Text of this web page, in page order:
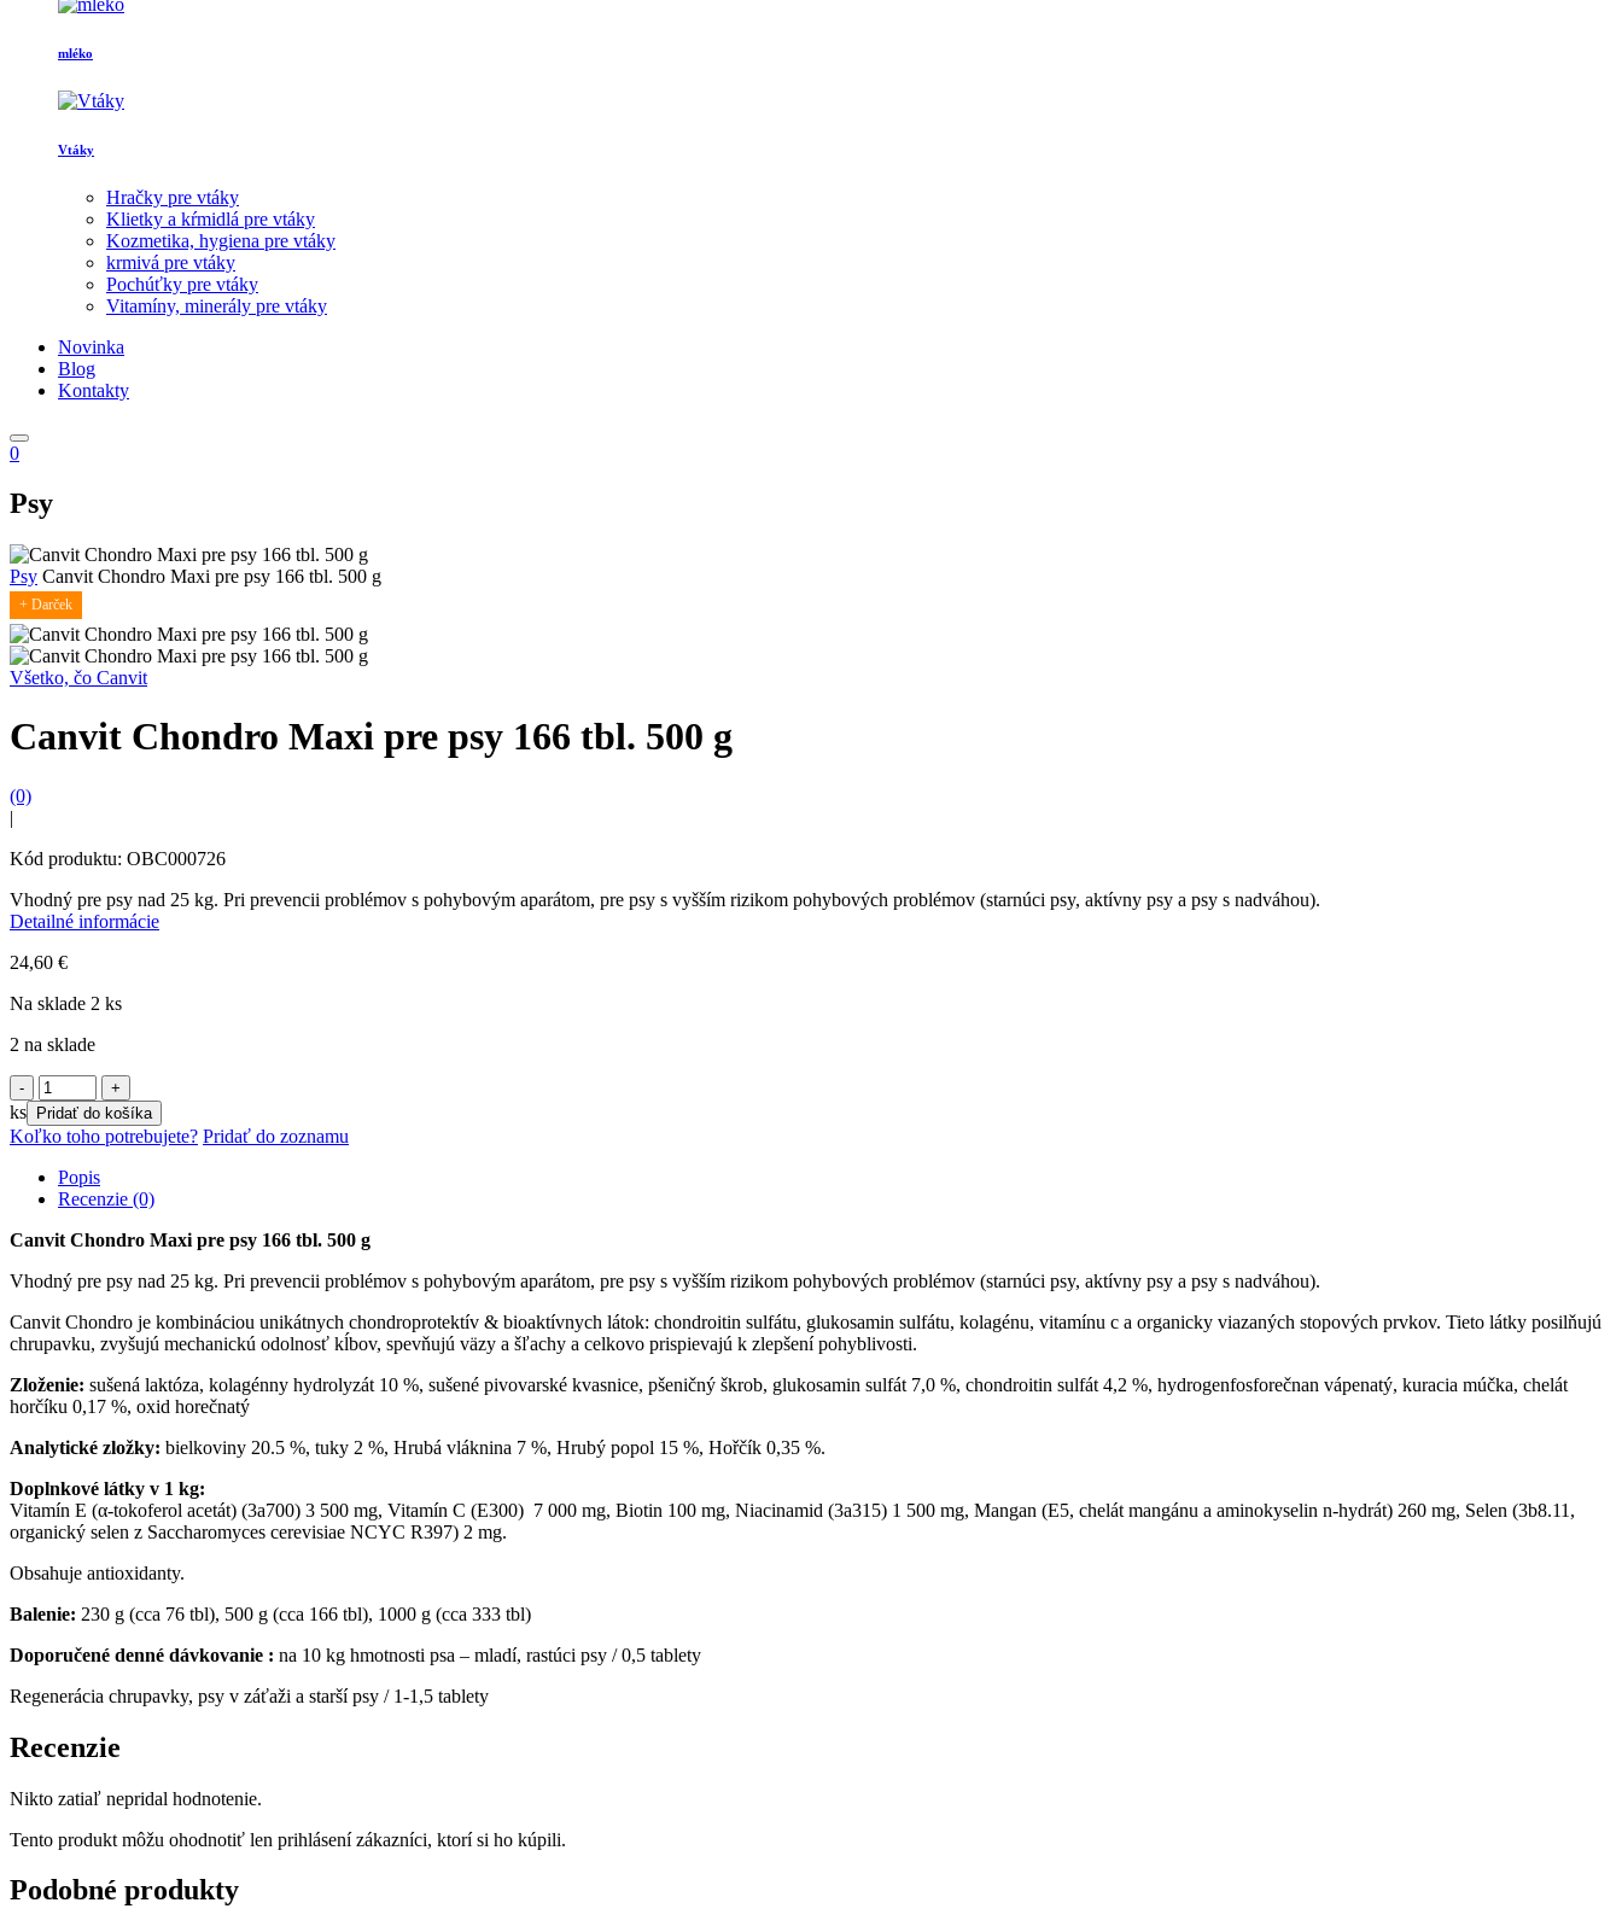
mléko
Vtáky
Hračky pre vtáky
Klietky a kŕmidlá pre vtáky
Kozmetika, hygiena pre vtáky
krmivá pre vtáky
Pochúťky pre vtáky
Vitamíny, minerály pre vtáky
Novinka
Blog
Kontakty
0
Psy
Psy Canvit Chondro Maxi pre psy 166 tbl. 500 g
+ Darček
Všetko, čo Canvit
Canvit Chondro Maxi pre psy 166 tbl. 500 g
(0)
|
Kód produktu: OBC000726
Vhodný pre psy nad 25 kg. Pri prevencii problémov s pohybovým aparátom, pre psy s vyšším rizikom pohybových problémov (starnúci psy, aktívny psy a psy s nadváhou).
Detailné informácie
24,60 €
Na sklade 2 ks
2 na sklade
množstvo
Canvit
Chondro
Maxi
tbl.
g
ks Pridať do košíka
Koľko toho potrebujete? Pridať do zoznamu
Popis
Recenzie (0)
Canvit Chondro Maxi pre psy 166 tbl. 500 g
Vhodný pre psy nad 25 kg. Pri prevencii problémov s pohybovým aparátom, pre psy s vyšším rizikom pohybových problémov (starnúci psy, aktívny psy a psy s nadváhou).
Canvit Chondro je kombináciou unikátnych chondroprotektív & bioaktívnych látok: chondroitin sulfátu, glukosamin sulfátu, kolagénu, vitamínu c a organicky viazaných stopových prvkov. Tieto látky posilňujú
chrupavku, zvyšujú mechanickú odolnosť kĺbov, spevňujú väzy a šľachy a celkovo prispievajú k zlepšení pohyblivosti.
Zloženie: sušená laktóza, kolagénny hydrolyzát 10 %, sušené pivovarské kvasnice, pšeničný škrob, glukosamin sulfát 7,0 %, chondroitin sulfát 4,2 %, hydrogenfosforečnan vápenatý, kuracia múčka, chelát
horčíku 0,17 %, oxid horečnatý
Analytické zložky: bielkoviny 20.5 %, tuky 2 %, Hrubá vláknina 7 %, Hrubý popol 15 %, Hořčík 0,35 %.
Doplnkové látky v 1 kg:
Vitamín E (α-tokoferol acetát) (3a700) 3 500 mg, Vitamín C (E300) 7 000 mg, Biotin 100 mg, Niacinamid (3a315) 1 500 mg, Mangan (E5, chelát mangánu a aminokyselin n-hydrát) 260 mg, Selen (3b8.11,
organický selen z Saccharomyces cerevisiae NCYC R397) 2 mg.
Obsahuje antioxidanty.
Balenie: 230 g (cca 76 tbl), 500 g (cca 166 tbl), 1000 g (cca 333 tbl)
Doporučené denné dávkovanie : na 10 kg hmotnosti psa – mladí, rastúci psy / 0,5 tablety
Regenerácia chrupavky, psy v záťaži a starší psy / 1-1,5 tablety
Recenzie
Nikto zatiaľ nepridal hodnotenie.
Tento produkt môžu ohodnotiť len prihlásení zákazníci, ktorí si ho kúpili.
Podobné produkty